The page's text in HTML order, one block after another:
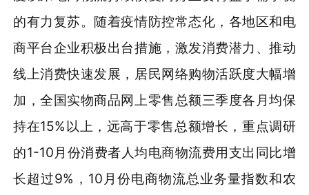
的有力复苏。随着疫情防控常态化，各地区和电
商平台企业积极出台措施，激发消费潜力、推动
线上消费快速发展，居民网络购物活跃度大幅增
加，全国实物商品网上零售总额三季度各月均保
持在15%以上，远高于零售总额增长，重点调研
的1-10月份消费者人均电商物流费用支出同比增
长超过9%，10月份电商物流总业务量指数和农